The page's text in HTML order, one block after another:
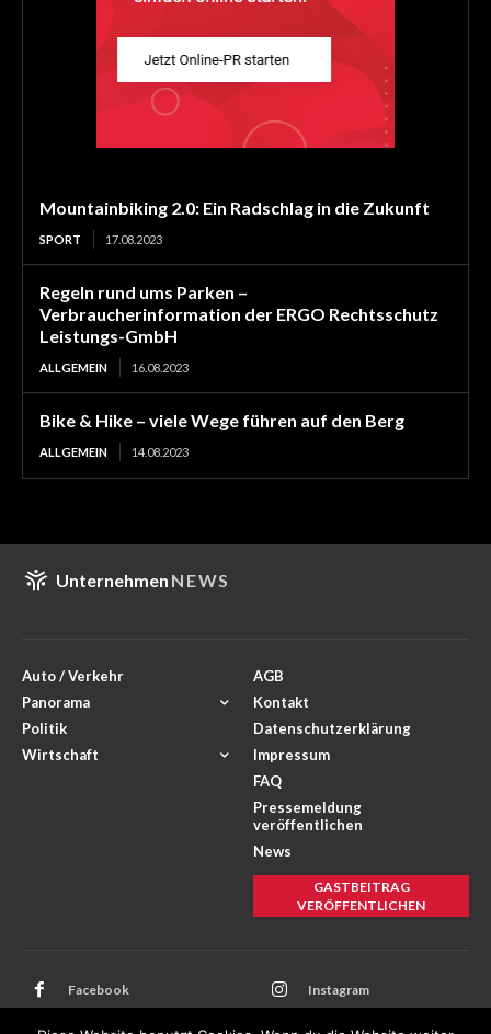
Mountainbiking 2.0: Ein Radschlag in die Zukunft
SPORT 17.08.2023
Regeln rund ums Parken –
Verbraucherinformation der ERGO Rechtsschutz
Leistungs-GmbH
ALLGEMEIN 16.08.2023
Bike & Hike – viele Wege führen auf den Berg
ALLGEMEIN 14.08.2023
Unternehmen NEWS
Auto / Verkehr
Panorama
Politik
Wirtschaft
AGB
Kontakt
Datenschutzerklärung
Impressum
FAQ
Pressemeldung
veröffentlichen
News
GASTBEITRAG
VERÖFFENTLICHEN
Facebook Instagram